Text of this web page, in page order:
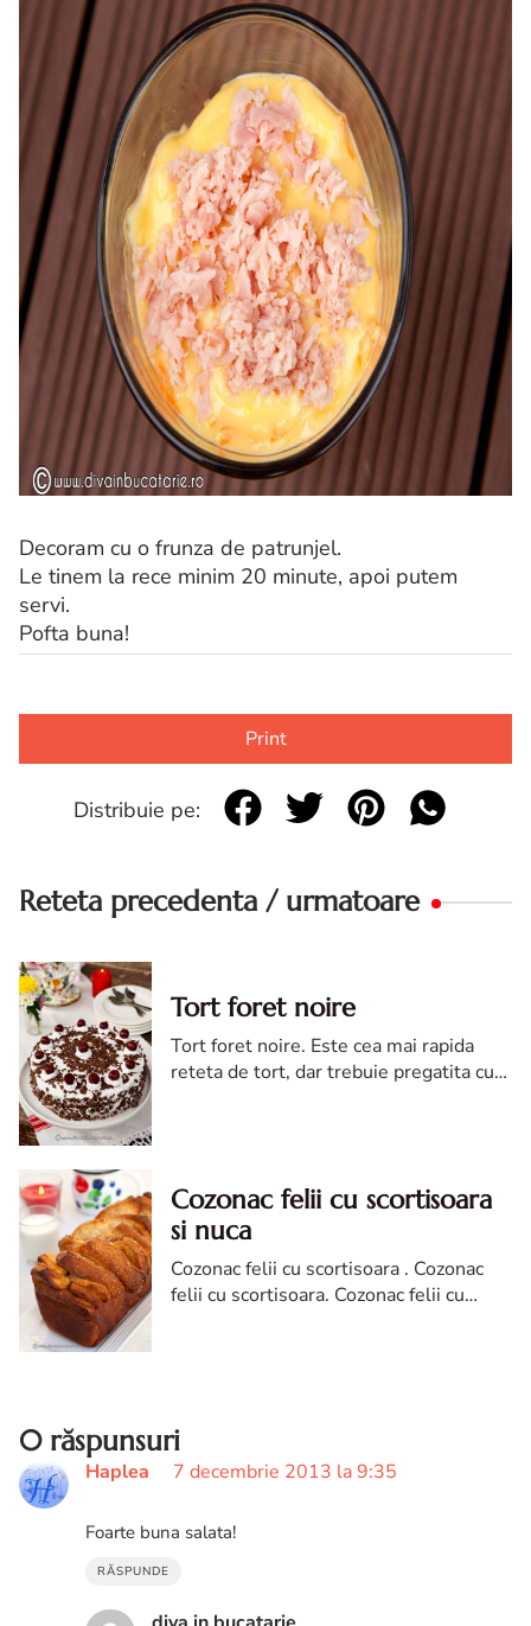
Decoram cu o frunza de patrunjel.
Le tinem la rece minim 20 minute, apoi putem
servi.
Pofta buna!
Print
Distribuie pe:
Reteta precedenta / urmatoare
Tort foret noire
Tort foret noire. Este cea mai rapida
reteta de tort, dar trebuie pregatita cu
Cozonac felii cu scortisoara
si nuca
Cozonac felii cu scortisoara . Cozonac
felii cu scortisoara. Cozonac felii cu
0 răspunsuri
Haplea 7 decembrie 2013 la 9:35
Foarte buna salata!
RĂSPUNDE